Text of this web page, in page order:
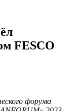
FESCO
форума